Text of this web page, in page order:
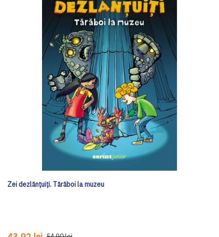
Zei dezlănțuiți. Tărăboi la muzeu